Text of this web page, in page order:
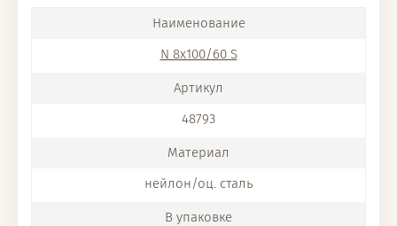
N 8x100/60 S
48793
нейлон/оц. сталь